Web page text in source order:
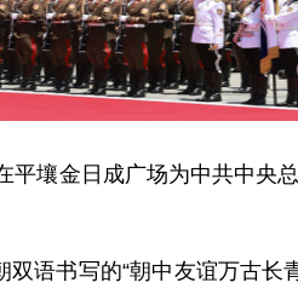
平壤金日成广场为中共中央
语书写的“朝中友谊万古长